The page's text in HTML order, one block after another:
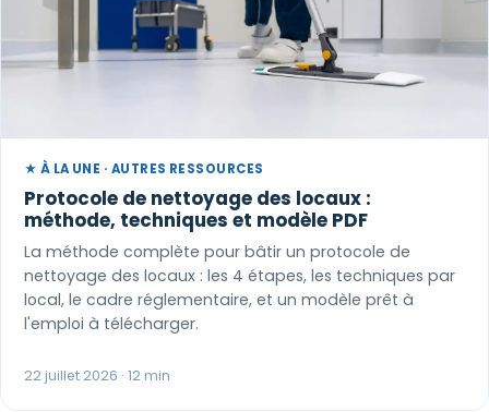
★ À LA UNE · AUTRES RESSOURCES
Protocole de nettoyage des locaux :
méthode, techniques et modèle PDF
La méthode complète pour bâtir un protocole de
nettoyage des locaux : les 4 étapes, les techniques par
local, le cadre réglementaire, et un modèle prêt à
l'emploi à télécharger.
22 juillet 2026 · 12 min